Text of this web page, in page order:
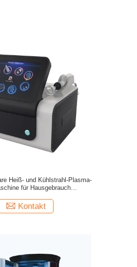
Heiß- und Kühlstrahl-Plasma-
für Hausgebrauch
Kontakt